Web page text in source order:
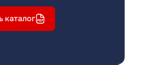
каталог